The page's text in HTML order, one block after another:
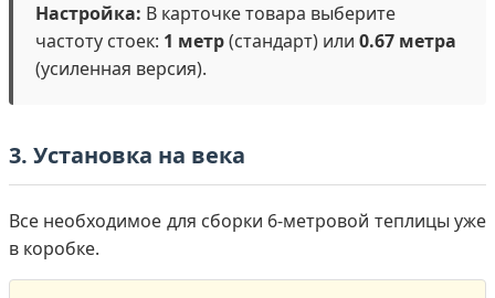
Настройка: В карточке товара выберите
частоту стоек: 1 метр(стандарт) или 0.67 метра
(усиленная версия).
3. Установка на века
Все необходимое для сборки 6-метровой теплицы уже
в коробке.